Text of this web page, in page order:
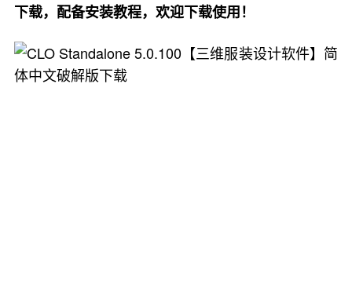
下载，配备安装教程，欢迎下载使用！